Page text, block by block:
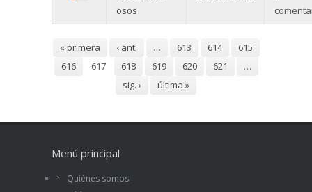
osos
Páginas
« primera ‹ ant. … 613 614
615
616
617 618 619 620 621
…
sig. ›
última »
Menú principal
Quiénes somos